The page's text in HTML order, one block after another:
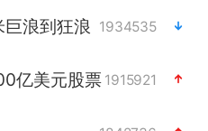
浪到狂浪 1934535
亿美元股票 1915921